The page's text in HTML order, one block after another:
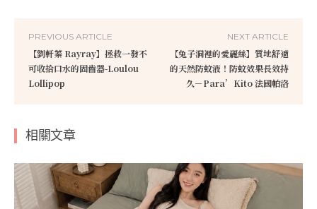
PREVIOUS ARTICLE
【劉軒蓁 Rayray】拯救一發不
可收拾口水的固齒器-Loulou
Lollipop
NEXT ARTICLE
【兔子洞裡的愛麗絲】質地舒適
的天然防蚊液！防蚊效果長效持
久－Para’Kito 法國帕洛
相關文章